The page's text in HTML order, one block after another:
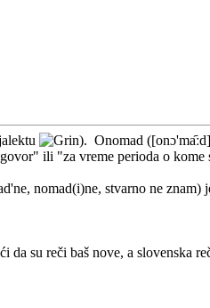
). Onomad
ili "za vreme perioda o
nomad(i)ne, stvarno ne
da su reči baš nove, a slovenska